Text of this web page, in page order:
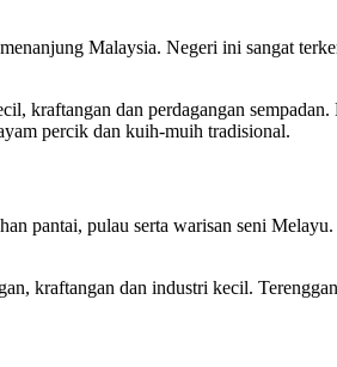
Malaysia. Negeri ini sangat
kraftangan dan perdagangan
percik dan kuih-muih tradisional.
pantai, pulau serta warisan seni
kraftangan dan industri kecil.